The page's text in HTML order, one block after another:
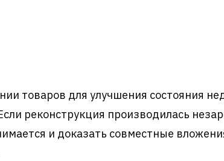
товаров для улучшения состояния
реконструкция производилась
и доказать совместные